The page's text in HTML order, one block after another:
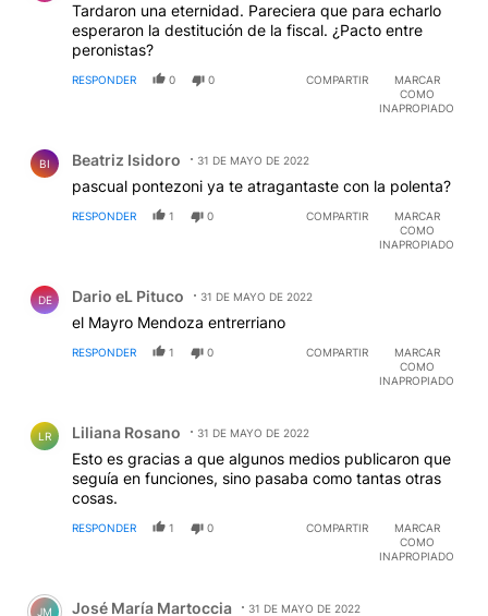
Tardaron una eternidad. Pareciera que para echarlo
esperaron la destitución de la fiscal. ¿Pacto entre
peronistas?
RESPONDER 0 0 COMPARTIR
MARCAR
COMO
INAPROPIADO
BI Beatriz Isidoro 31 DE MAYO DE 2022
pascual pontezoni ya te atragantaste con la polenta?
RESPONDER 1 0 COMPARTIR
MARCAR
COMO
INAPROPIADO
DE Dario eL Pituco 31 DE MAYO DE 2022
el Mayro Mendoza entrerriano
RESPONDER 1 0 COMPARTIR
MARCAR
COMO
INAPROPIADO
LR Liliana Rosano 31 DE MAYO DE 2022
Esto es gracias a que algunos medios publicaron que
seguía en funciones, sino pasaba como tantas otras
cosas.
RESPONDER 1 0 COMPARTIR
MARCAR
COMO
INAPROPIADO
Comentario de José María Martoccia.
JM José María Martoccia 31 DE MAYO DE 2022